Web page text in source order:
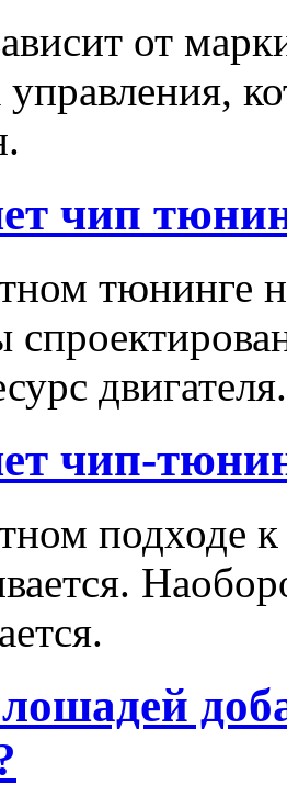
от
управления,
чип
тюнинге
двигателя.
чип-
подходе к